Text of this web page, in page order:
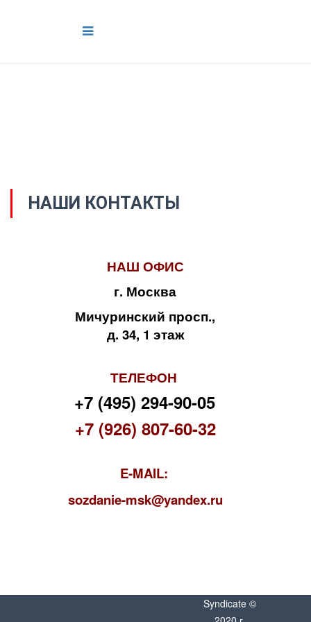
НАШИ КОНТАКТЫ
НАШ ОФИС
г. Москва
Мичуринский просп.,
д. 34, 1 этаж
ТЕЛЕФОН
+7 (495) 294-90-05
+7 (926) 807-60-32
E-MAIL:
sozdanie-msk@yandex.ru
Syndicate ©